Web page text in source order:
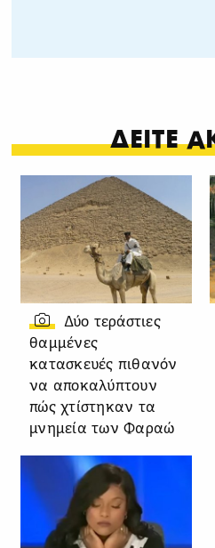
ΔΕΙΤΕ
Δύο τεράστιες
θαμμένες
κατασκευές πιθανόν
να αποκαλύπτουν
πώς χτίστηκαν τα
μνημεία των Φαραώ